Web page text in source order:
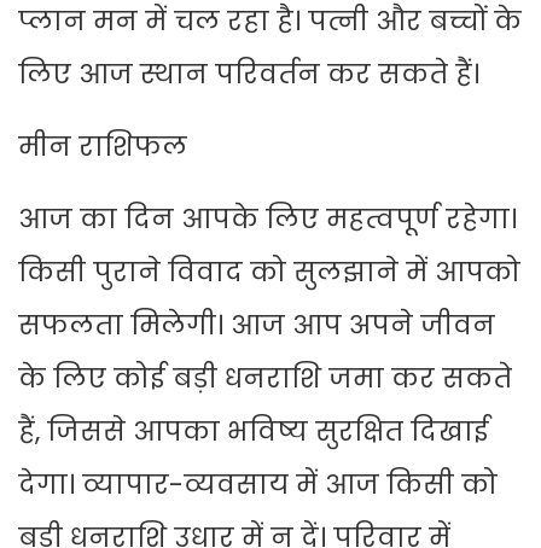
प्लान मन में चल रहा है। पत्नी और बच्चों के
लिए आज स्थान परिवर्तन कर सकते हैं।
मीन राशिफल
आज का दिन आपके लिए महत्वपूर्ण रहेगा।
किसी पुराने विवाद को सुलझाने में आपको
सफलता मिलेगी। आज आप अपने जीवन
के लिए कोई बड़ी धनराशि जमा कर सकते
हैं, जिससे आपका भविष्य सुरक्षित दिखाई
देगा। व्यापार-व्यवसाय में आज किसी को
बड़ी धनराशि उधार में न दें। परिवार में